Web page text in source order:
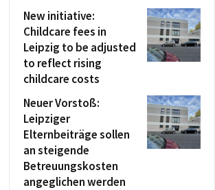
New initiative:
Childcare fees in
Leipzig to be adjusted
to reflect rising
childcare costs
Neuer Vorstoß:
Leipziger
Elternbeiträge sollen
an steigende
Betreuungskosten
angeglichen werden